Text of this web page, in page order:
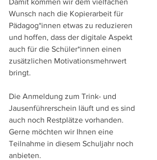
Damit kommen wir dem vielfachen
Wunsch nach die Kopierarbeit für
Pädagog*innen etwas zu reduzieren
und hoffen, dass der digitale Aspekt
auch für die Schüler*innen einen
zusätzlichen Motivationsmehrwert
bringt.
Die Anmeldung zum Trink- und
Jausenführerschein läuft und es sind
auch noch Restplätze vorhanden.
Gerne möchten wir Ihnen eine
Teilnahme in diesem Schuljahr noch
anbieten.